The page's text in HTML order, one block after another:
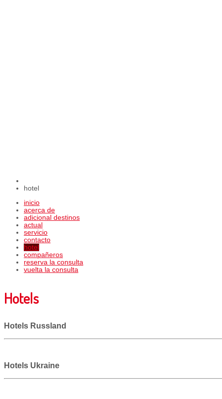
hotel
inicio
acerca de
adicional destinos
actual
servicio
contacto
hotel
compañeros
reserva la consulta
vuelta la consulta
Hotels
Hotels Russland
Hotels Ukraine